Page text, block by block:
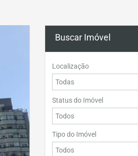
Buscar Imóvel
Localização
Status do Imóvel
Tipo do Imóvel